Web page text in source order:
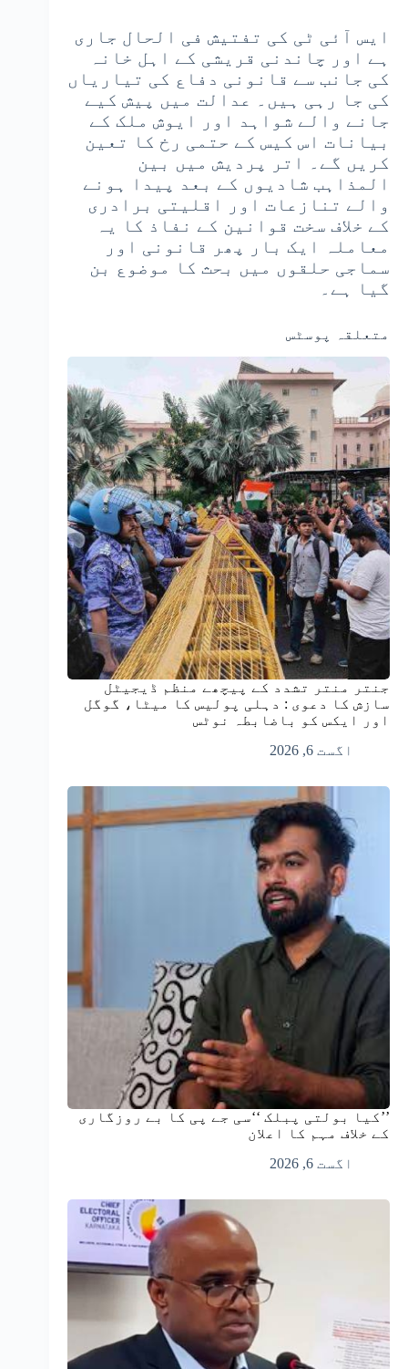
ایس آئی ٹی کی تفتیش فی الحال جاری
ہے اور چاندنی قریشی کے اہل خانہ
کی جانب سے قانونی دفاع کی تیاریاں
کی جا رہی ہیں۔ عدالت میں پیش کیے
جانے والے شواہد اور ایوش ملک کے
بیانات اس کیس کے حتمی رخ کا تعین
کریں گے۔ اتر پردیش میں بین
المذاہب شادیوں کے بعد پیدا ہونے
والے تنازعات اور اقلیتی برادری
کے خلاف سخت قوانین کے نفاذ کا یہ
معاملہ ایک بار پھر قانونی اور
سماجی حلقوں میں بحث کا موضوع بن
گیا ہے۔
متعلقہ پوسٹس
جنتر منتر تشدد کے پیچھے منظم ڈیجیٹل
سازش کا دعوی : دہلی پولیس کا میٹا، گوگل
اور ایکس کو باضابطہ نوٹس
اگست 6, 2026
’’کیا بولتی پبلک ‘‘سی جے پی کا بے روزگاری
کے خلاف مہم کا اعلان
اگست 6, 2026